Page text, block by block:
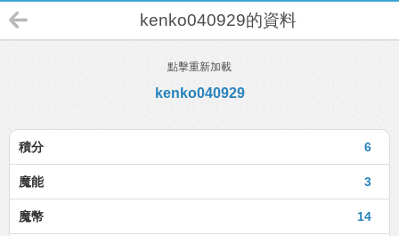
kenko040929的資料
點擊重新加載
kenko040929
6
積分
3
魔能
14
魔幣